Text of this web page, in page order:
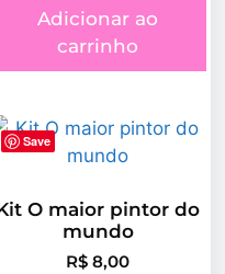
Adicionar ao
carrinho
Save
O maior pintor do
mundo
R$ 8,00